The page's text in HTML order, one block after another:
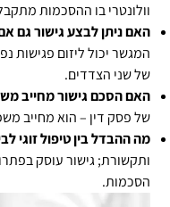
וולונטרי בו ההסכמות
האם ניתן לבצע גישור גם
המגשר יכול ליזום פגישות
של שני הצדדים.
האם הסכם גישור מחייב
של פסק דין – הוא מחייב
מה ההבדל בין טיפול זוגי
ותקשורת; גישור עוסק
הסכמות.